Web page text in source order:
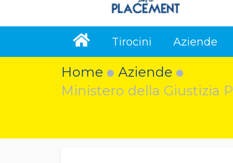
Tirocini Aziende
Home
Aziende
Ministero della Giustizia